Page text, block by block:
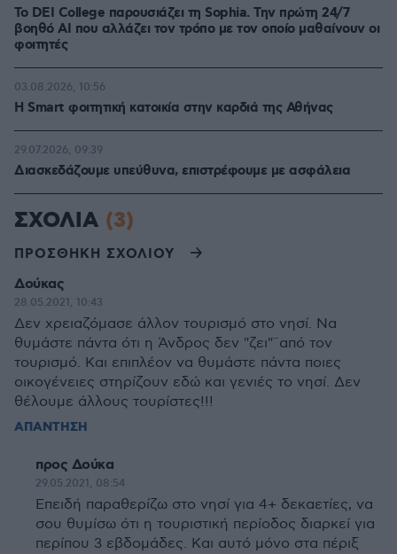
Το DEI College παρουσιάζει τη Sophia. Την πρώτη 24/7
βοηθό AI που αλλάζει τον τρόπο με τον οποίο μαθαίνουν οι
φοιτητές
Η Smart φοιτητική κατοικία στην καρδιά της Αθήνας
03.08.2026, 10:56
Διασκεδάζουμε υπεύθυνα, επιστρέφουμε με ασφάλεια
29.07.2026, 09:39
ΣΧΟΛΙΑ (3)
ΠΡΟΣΘΗΚΗ ΣΧΟΛΙΟΥ
Δούκας
28.05.2021, 10:43
Δεν χρειαζόμασε άλλον τουρισμό στο νησί. Να
θυμάστε πάντα ότι η Άνδρος δεν "ζει"¨από τον
τουρισμό. Και επιπλέον να θυμάστε πάντα ποιες
οικογένειες στηρίζουν εδώ και γενιές το νησί. Δεν
θέλουμε άλλους τουρίστες!!!
ΑΠΑΝΤΗΣΗ
προς Δούκα
29.05.2021, 08:54
Επειδή παραθερίζω στο νησί για 4+ δεκαετίες, να
σου θυμίσω ότι η τουριστική περίοδος διαρκεί για
περίπου 3 εβδομάδες. Και αυτό μόνο στα πέριξ